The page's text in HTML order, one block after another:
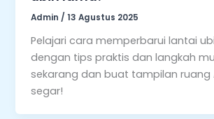
Admin /13 Agustus 2025
Pelajari cara memperbarui lantai
dengan tips praktis dan langkah
sekarang dan buat tampilan ruang
segar!